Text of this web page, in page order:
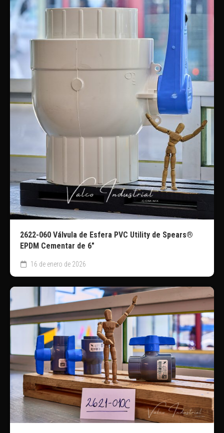
2622-060 Válvula de Esfera PVC Utility de Spears®
EPDM Cementar de 6″
16 de enero de 2026